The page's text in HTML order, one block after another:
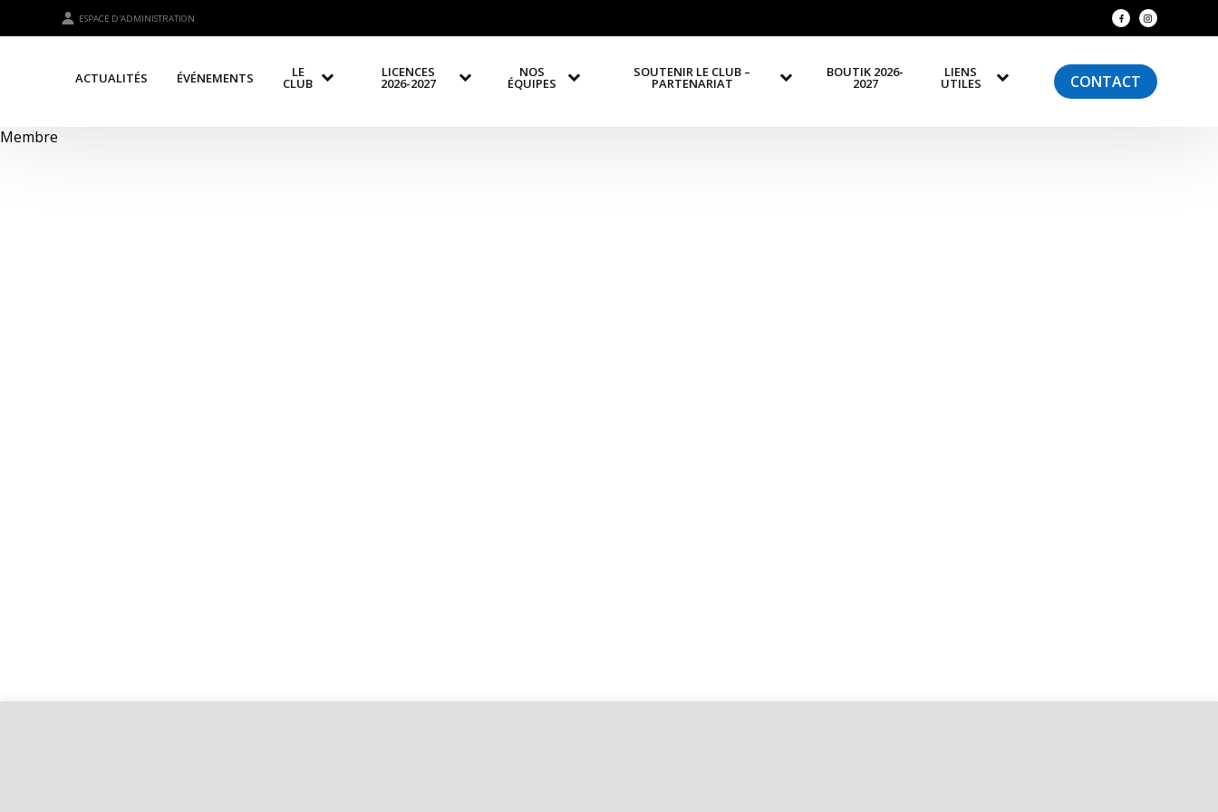
ESPACE D'ADMINISTRATION
ACTUALITÉS ÉVÉNEMENTS LE
CLUB
LICENCES
2026-2027
NOS
ÉQUIPES
SOUTENIR LE CLUB –
PARTENARIAT
BOUTIK 2026-
2027
LIENS
UTILES CONTACT
Membre